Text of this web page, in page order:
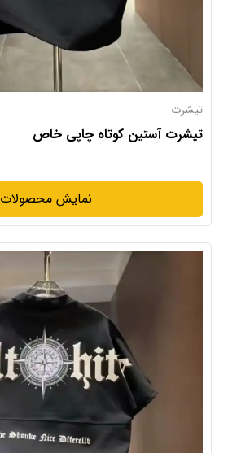
تیشرت
تیشرت آستین کوتاه چاپی خاص
نمایش محصولات